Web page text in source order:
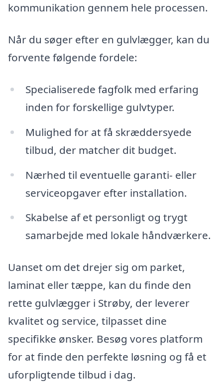
kommunikation gennem hele processen.
Når du søger efter en gulvlægger, kan du
forvente følgende fordele:
Specialiserede fagfolk med erfaring
inden for forskellige gulvtyper.
Mulighed for at få skræddersyede
tilbud, der matcher dit budget.
Nærhed til eventuelle garanti- eller
serviceopgaver efter installation.
Skabelse af et personligt og trygt
samarbejde med lokale håndværkere.
Uanset om det drejer sig om parket,
laminat eller tæppe, kan du finde den
rette gulvlægger i Strøby, der leverer
kvalitet og service, tilpasset dine
specifikke ønsker. Besøg vores platform
for at finde den perfekte løsning og få et
uforpligtende tilbud i dag.